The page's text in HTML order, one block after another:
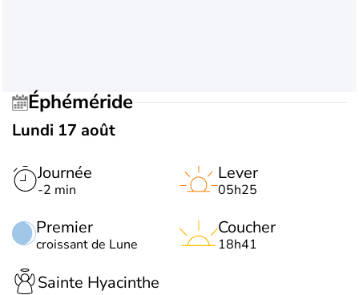
Éphéméride
Lundi 17 août
Journée
-2 min
Premier
croissant de Lune
Lever
05h25
Coucher
18h41
Sainte Hyacinthe